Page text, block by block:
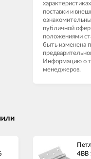
поставки и
публичной
положениями
быть изменена
Информацию о
менеджеров.
4BB